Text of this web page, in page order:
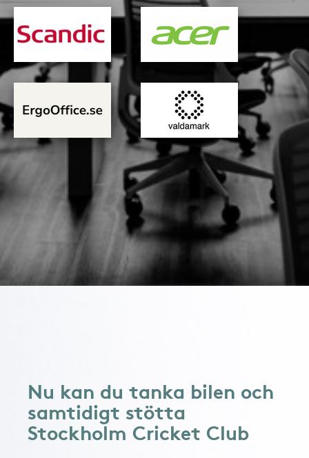
Nu kan du tanka bilen och
samtidigt stötta
Stockholm Cricket Club